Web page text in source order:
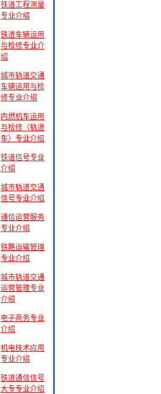
铁道工程测量
专业介绍
铁道车辆运用
与检修专业介
绍
城市轨道交通
车辆运用与检
修专业介绍
内燃机车运用
与检修（轨道
车）专业介绍
铁道信号专业
介绍
城市轨道交通
信号专业介绍
通信运营服务
专业介绍
铁路运输管理
专业介绍
城市轨道交通
运营管理专业
介绍
电子商务专业
介绍
机电技术应用
专业介绍
铁道通信信号
大专专业介绍